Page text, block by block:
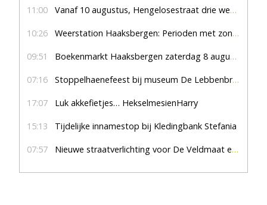
11:00 Vanaf 10 augustus, Hengelosestraat drie weken dicht voor doorgaand verkeer
10:26 Weerstation Haaksbergen: Perioden met zon en droog
09:51 Boekenmarkt Haaksbergen zaterdag 8 augustus, marktplein Haaksbergen
07:16 Stoppelhaenefeest bij museum De Lebbenbrugge
17:07 Luk akkefietjes… HekselmesienHarry
15:13 Tijdelijke innamestop bij Kledingbank Stefania
07:57 Nieuwe straatverlichting voor De Veldmaat en De Pas